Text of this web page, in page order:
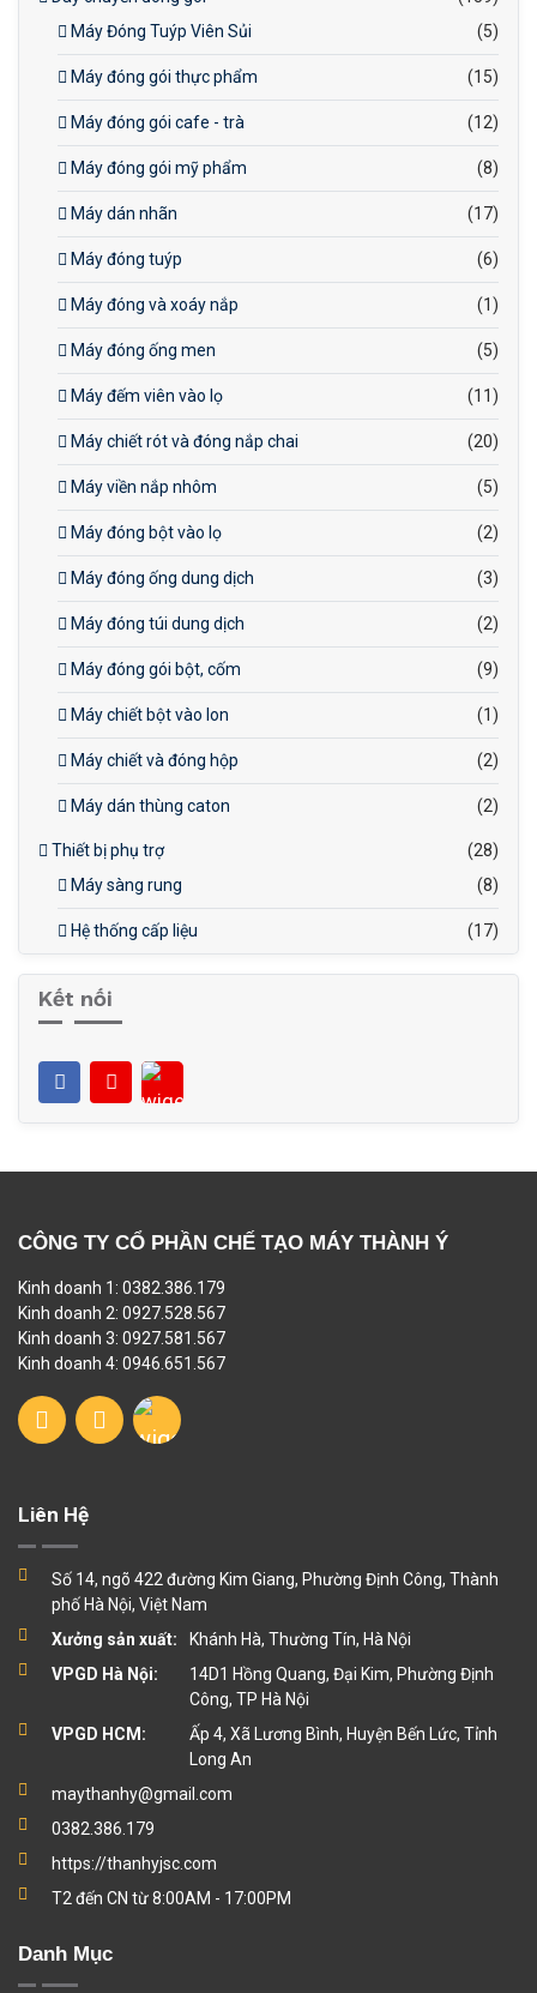
Máy Đóng Tuýp Viên Sủi
(5)
Máy đóng gói thực phẩm (15)
Máy đóng gói cafe - trà (12)
Máy đóng gói mỹ phẩm (8)
Máy dán nhãn (17)
Máy đóng tuýp (6)
Máy đóng và xoáy nắp (1)
Máy đóng ống men (5)
Máy đếm viên vào lọ (11)
Máy chiết rót và đóng nắp chai (20)
Máy viền nắp nhôm (5)
Máy đóng bột vào lọ (2)
Máy đóng ống dung dịch (3)
Máy đóng túi dung dịch (2)
Máy đóng gói bột, cốm (9)
Máy chiết bột vào lon (1)
Máy chiết và đóng hộp (2)
Máy dán thùng caton (2)
Thiết bị phụ trợ
(28)
Máy sàng rung
(8)
Hệ thống cấp liệu (17)
Kết nối
CÔNG TY CỔ PHẦN CHẾ TẠO MÁY THÀNH Ý
Kinh doanh 1: 0382.386.179
Kinh doanh 2: 0927.528.567
Kinh doanh 3: 0927.581.567
Kinh doanh 4: 0946.651.567
Liên Hệ
Số 14, ngõ 422 đường Kim Giang, Phường Định Công, Thành
phố Hà Nội, Việt Nam
Xưởng sản xuất:
Khánh Hà, Thường Tín, Hà Nội
VPGD Hà Nội:
14D1 Hồng Quang, Đại Kim, Phường Định
Công, TP Hà Nội
VPGD HCM:
Ấp 4, Xã Lương Bình, Huyện Bến Lức, Tỉnh
Long An
maythanhy@gmail.com
0382.386.179
https://thanhyjsc.com
T2 đến CN từ 8:00AM - 17:00PM
Danh Mục